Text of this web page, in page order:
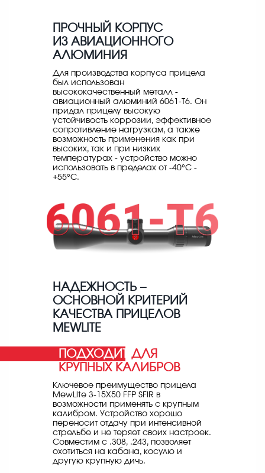
ПРОЧНЫЙ КОРПУС
ИЗ АВИАЦИОННОГО
АЛЮМИНИЯ
Для производства корпуса прицела
был использован
высококачественный металл -
авиационный алюминий 6061-T6. Он
придал прицелу высокую
устойчивость коррозии, эффективное
сопротивление нагрузкам, а также
возможность применения как при
высоких, так и при низких
температурах - устройство можно
использовать в пределах от -40°C -
+55°C.
НАДЕЖНОСТЬ –
ОСНОВНОЙ КРИТЕРИЙ
КАЧЕСТВА ПРИЦЕЛОВ
MEWLITE
ПОДХОДИТ
ДЛЯ
КРУПНЫХ КАЛИБРОВ
Ключевое преимущество прицела
MewLite 3-15X50 FFP SFIR в
возможности применять с крупным
калибром. Устройство хорошо
переносит отдачу при интенсивной
стрельбе и не теряет своих настроек.
Совместим с .308, .243, позволяет
охотиться на кабана, косулю и
другую крупную дичь.